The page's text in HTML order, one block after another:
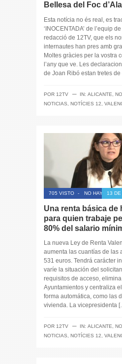
Bellesa del Foc
Esta notícia no és real, es
‘INOCENTADA’ de l’equip
redacció de 12TV, que els
internautes han pres amb
Moltes gràcies per la vostra
l’any que ve. Les
de Joan Ribó estan tretes
POR 12TV ─ IN: ALICANTE
NOTICIAS
NOTÍCIES 12
705 VISTO - NO HAY 13
Una renta básica de
para quien trabaje
80% del salario
La nueva Ley de Renta
aumenta las cuantías de las
531 euros. Tendrá carácter
varíe la situación del
requisitos de acceso,
Ayuntamientos y centraliza
forma automática, como las
vivienda. La vicepresidenta
POR 12TV ─ IN: ALICANTE
NOTICIAS
NOTÍCIES 12